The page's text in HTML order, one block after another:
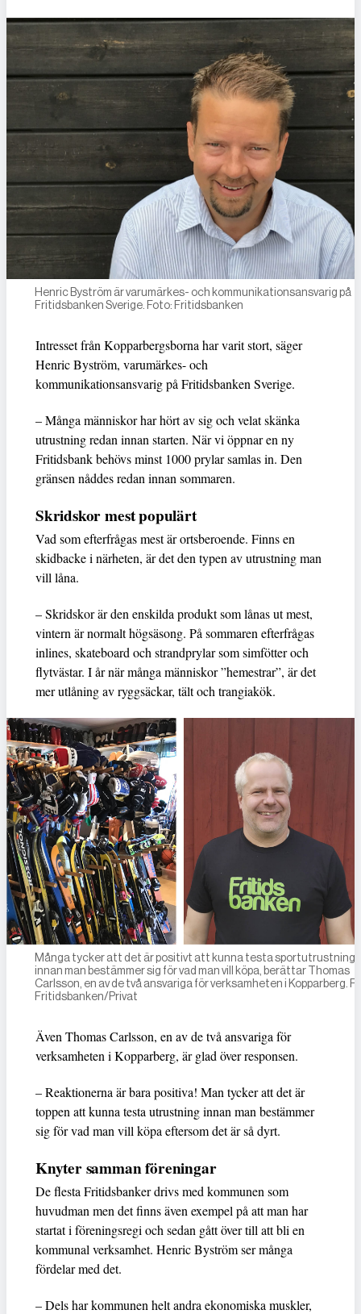
Henric Byström är varumärkes- och kommunikationsansvarig på
Fritidsbanken Sverige. Foto: Fritidsbanken
Intresset från Kopparbergsborna har varit stort, säger
Henric Byström, varumärkes- och
kommunikationsansvarig på Fritidsbanken Sverige.
– Många människor har hört av sig och velat skänka
utrustning redan innan starten. När vi öppnar en ny
Fritidsbank behövs minst 1000 prylar samlas in. Den
gränsen nåddes redan innan sommaren.
Skridskor mest populärt
Vad som efterfrågas mest är ortsberoende. Finns en
skidbacke i närheten, är det den typen av utrustning man
vill låna.
– Skridskor är den enskilda produkt som lånas ut mest,
vintern är normalt högsäsong. På sommaren efterfrågas
inlines, skateboard och strandprylar som simfötter och
flytvästar. I år när många människor ”hemestrar”, är det
mer utlåning av ryggsäckar, tält och trangiakök.
Många tycker att det är positivt att kunna testa sportutrustning
innan man bestämmer sig för vad man vill köpa, berättar Thomas
Carlsson, en av de två ansvariga för verksamheten i Kopparberg.
Fritidsbanken/Privat
Även Thomas Carlsson, en av de två ansvariga för
verksamheten i Kopparberg, är glad över responsen.
– Reaktionerna är bara positiva! Man tycker att det är
toppen att kunna testa utrustning innan man bestämmer
sig för vad man vill köpa eftersom det är så dyrt.
Knyter samman föreningar
De flesta Fritidsbanker drivs med kommunen som
huvudman men det finns även exempel på att man har
startat i föreningsregi och sedan gått över till att bli en
kommunal verksamhet. Henric Byström ser många
fördelar med det.
– Dels har kommunen helt andra ekonomiska muskler,